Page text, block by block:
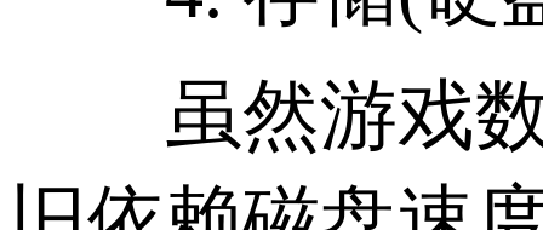
虽然游戏数